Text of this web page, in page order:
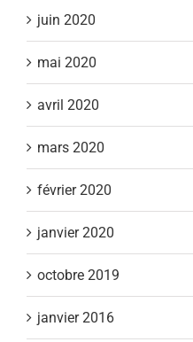
juin 2020
mai 2020
avril 2020
mars 2020
février 2020
janvier 2020
octobre 2019
janvier 2016